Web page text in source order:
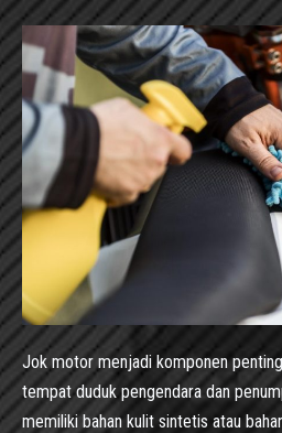
Jok motor menjadi komponen
tempat duduk pengendara dan
memiliki bahan kulit sintetis atau